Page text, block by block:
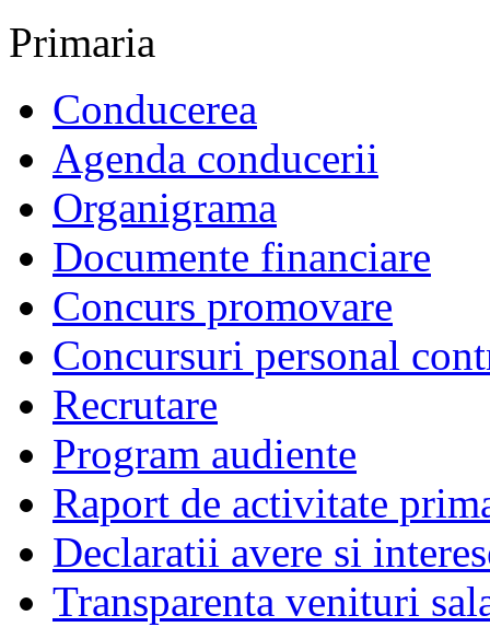
Primaria
Conducerea
Agenda conducerii
Organigrama
Documente financiare
Concurs promovare
Concursuri personal
Recrutare
Program audiente
Raport de activitate
Declaratii avere si
Transparenta venituri